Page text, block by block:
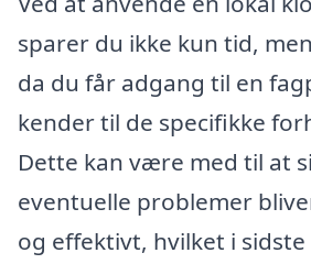
sparer du ikke kun tid,
da du får adgang til en
kender til de specifikke
Dette kan være med til at
eventuelle problemer
og effektivt, hvilket i sidste